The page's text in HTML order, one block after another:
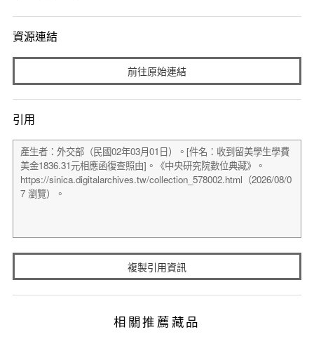
資源連結
前往原始連結
引用
複製引用資訊
相關推薦藏品